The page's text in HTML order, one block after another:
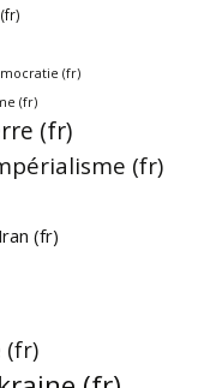
(fr)
(fr)
(fr)
(fr)
Iran (fr)
(fr)